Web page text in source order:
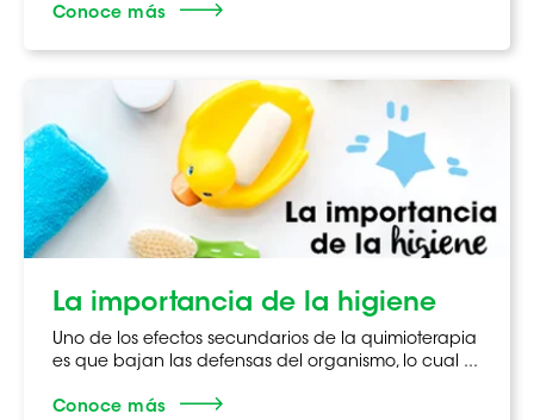
Conoce más
La importancia de la higiene
Uno de los efectos secundarios de la quimioterapia
es que bajan las defensas del organismo, lo cual ...
Conoce más